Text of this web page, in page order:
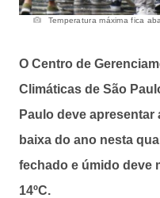
Temperatura máxima fica
O Centro de
Climáticas de São
Paulo deve apresentar
baixa do ano nesta
fechado e úmido deve
14ºC.